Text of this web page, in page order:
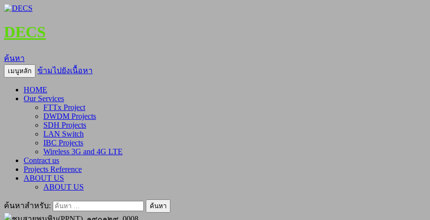
DECS
ค้นหา
เมนูหลัก ข้ามไปยังเนื้อหา
HOME
Our Services
FTTx Project
DWDM Projects
SDH Projects
LAN Switch
IBC Projects
Wireless 3G and 4G LTE
Contract us
Projects Reference
ABOUT US
ABOUT US
ค้นหาสำหรับ: